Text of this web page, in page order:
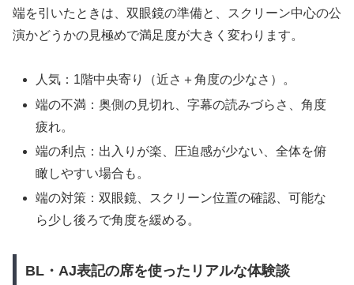
端を引いたときは、双眼鏡の準備と、スクリーン中心の公
演かどうかの見極めで満足度が大きく変わります。
人気：1階中央寄り（近さ＋角度の少なさ）。
端の不満：奥側の見切れ、字幕の読みづらさ、角度
疲れ。
端の利点：出入りが楽、圧迫感が少ない、全体を俯
瞰しやすい場合も。
端の対策：双眼鏡、スクリーン位置の確認、可能な
ら少し後ろで角度を緩める。
BL・AJ表記の席を使ったリアルな体験談